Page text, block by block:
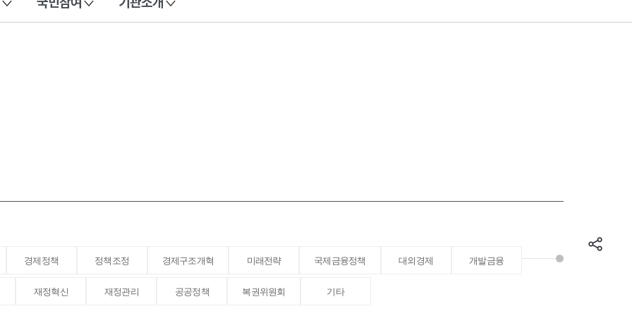
경제정책 정책조정 경제구조개혁 미래전략 국제금융정책 대외경제 개발금융
재정혁신 재정관리 공공정책 복권위원회 기타